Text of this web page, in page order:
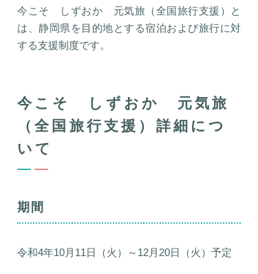
今こそ しずおか 元気旅（全国旅行支援）と
は、静岡県を目的地とする宿泊および旅行に対
する支援制度です。
今こそ しずおか 元気旅
（全国旅行支援）詳細につ
いて
期間
令和4年10月11日（火）～12月20日（火）予定